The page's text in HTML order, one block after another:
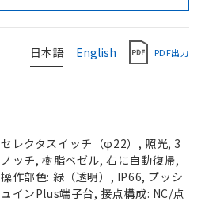
日本語 English PDF出力
セレクタスイッチ（φ22）, 照光, 3
ノッチ, 樹脂ベゼル, 右に自動復帰,
操作部色: 緑（透明）, IP66, プッシ
ュインPlus端子台, 接点構成: NC/点